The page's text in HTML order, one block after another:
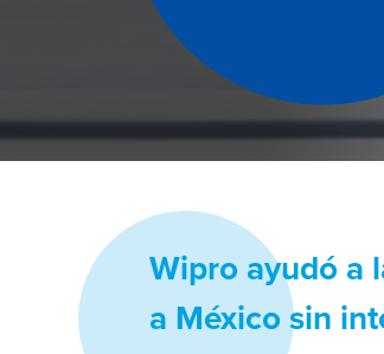
Wipro ayudó a
a México sin